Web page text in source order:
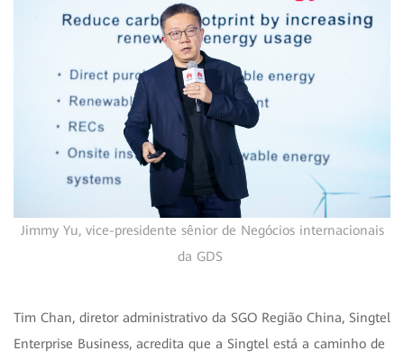
Jimmy Yu, vice-presidente sênior de Negócios internacionais
da GDS
Tim Chan, diretor administrativo da SGO Região China, Singtel
Enterprise Business, acredita que a Singtel está a caminho de